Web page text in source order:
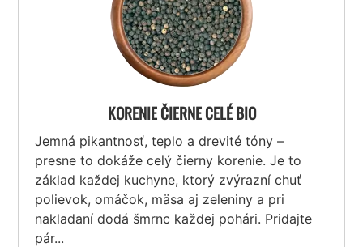
KORENIE ČIERNE CELÉ BIO
Jemná pikantnosť, teplo a drevité tóny –
presne to dokáže celý čierny korenie. Je to
základ každej kuchyne, ktorý zvýrazní chuť
polievok, omáčok, mäsa aj zeleniny a pri
nakladaní dodá šmrnc každej pohári. Pridajte
pár...